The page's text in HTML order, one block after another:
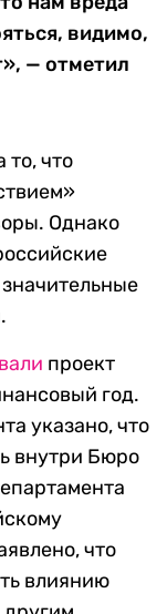
видимо,
— отметил
то, что
Однако
проект
год.
указано, что
внутри Бюро
что
влиянию